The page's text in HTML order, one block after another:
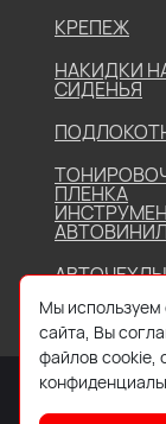
КРЕПЕЖ
НАКИДКИ
СИДЕНЬЯ
ПЛЕНКА
АВТОВИНИЛ
АВТОЧЕХЛЫ
Мы
сайта, Вы
файлов cookie,